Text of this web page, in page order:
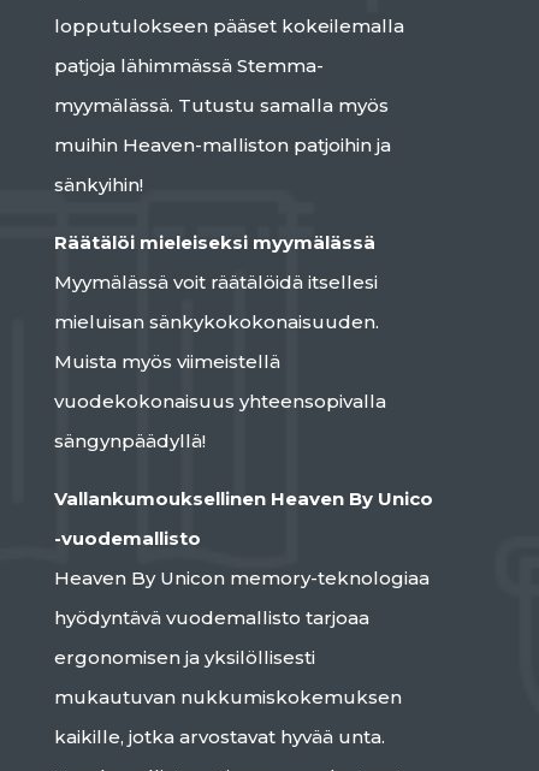
lopputulokseen pääset kokeilemalla
patjoja lähimmässä Stemma-
myymälässä. Tutustu samalla myös
muihin Heaven-malliston patjoihin ja
sänkyihin!
Räätälöi mieleiseksi myymälässä
Myymälässä voit räätälöidä itsellesi
mieluisan sänkykokokonaisuuden.
Muista myös viimeistellä
vuodekokonaisuus yhteensopivalla
sängynpäädyllä!
Vallankumouksellinen Heaven By Unico
-vuodemallisto
Heaven By Unicon memory-teknologiaa
hyödyntävä vuodemallisto tarjoaa
ergonomisen ja yksilöllisesti
mukautuvan nukkumiskokemuksen
kaikille, jotka arvostavat hyvää unta.